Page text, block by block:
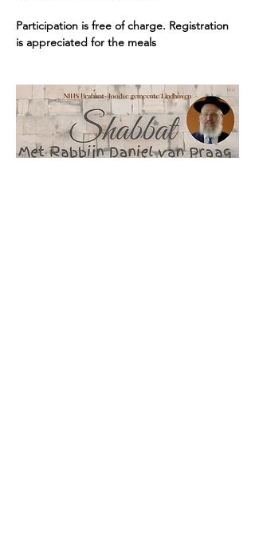
Participation is free of charge. Registration
is appreciated for the meals